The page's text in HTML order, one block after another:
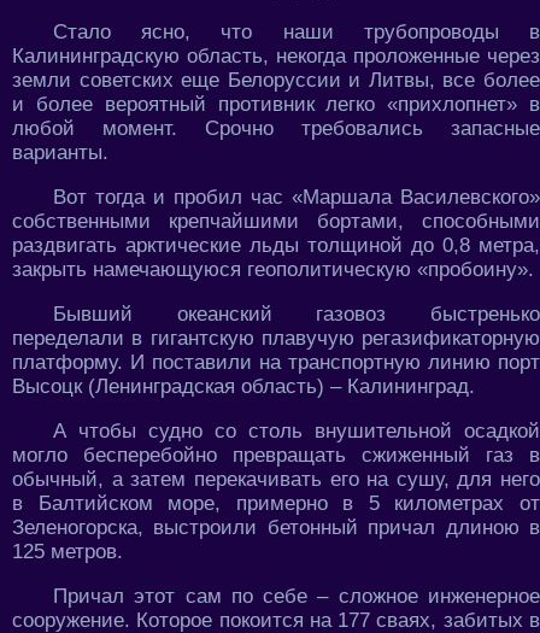
Стало ясно, что наши трубопроводы в
Калининградскую область, некогда проложенные через
земли советских еще Белоруссии и Литвы, все более
и более вероятный противник легко «прихлопнет» в
любой момент. Срочно требовались запасные
варианты.
Вот тогда и пробил час «Маршала Василевского»
собственными крепчайшими бортами, способными
раздвигать арктические льды толщиной до 0,8 метра,
закрыть намечающуюся геополитическую «пробоину».
Бывший океанский газовоз быстренько
переделали в гигантскую плавучую регазификаторную
платформу. И поставили на транспортную линию порт
Высоцк (Ленинградская область) – Калининград.
А чтобы судно со столь внушительной осадкой
могло бесперебойно превращать сжиженный газ в
обычный, а затем перекачивать его на сушу, для него
в Балтийском море, примерно в 5 километрах от
Зеленогорска, выстроили бетонный причал длиною в
125 метров.
Причал этот сам по себе – сложное инженерное
сооружение. Которое покоится на 177 сваях, забитых в